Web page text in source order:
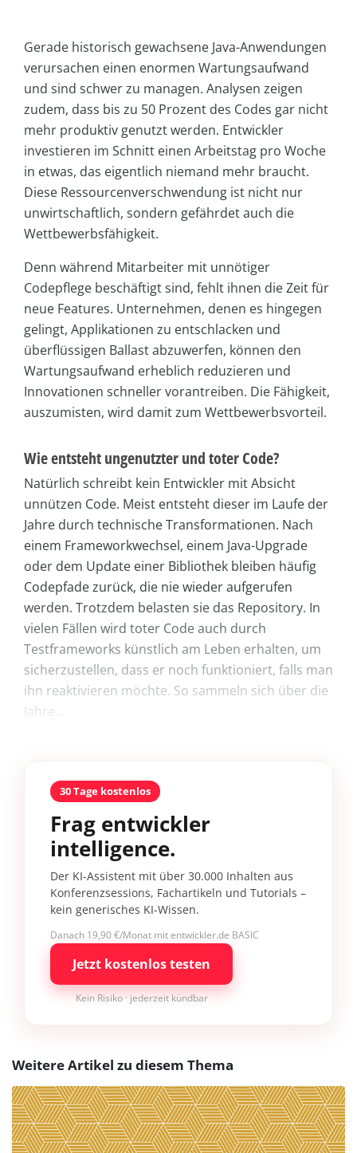
Gerade historisch gewachsene Java-Anwendungen
verursachen einen enormen Wartungsaufwand
und sind schwer zu managen. Analysen zeigen
zudem, dass bis zu 50 Prozent des Codes gar nicht
mehr produktiv genutzt werden. Entwickler
investieren im Schnitt einen Arbeitstag pro Woche
in etwas, das eigentlich niemand mehr braucht.
Diese Ressourcenverschwendung ist nicht nur
unwirtschaftlich, sondern gefährdet auch die
Wettbewerbsfähigkeit.
Denn während Mitarbeiter mit unnötiger
Codepflege beschäftigt sind, fehlt ihnen die Zeit für
neue Features. Unternehmen, denen es hingegen
gelingt, Applikationen zu entschlacken und
überflüssigen Ballast abzuwerfen, können den
Wartungsaufwand erheblich reduzieren und
Innovationen schneller vorantreiben. Die Fähigkeit,
auszumisten, wird damit zum Wettbewerbsvorteil.
Wie entsteht ungenutzter und toter Code?
Natürlich schreibt kein Entwickler mit Absicht
unnützen Code. Meist entsteht dieser im Laufe der
Jahre durch technische Transformationen. Nach
einem Frameworkwechsel, einem Java-Upgrade
oder dem Update einer Bibliothek bleiben häufig
Codepfade zurück, die nie wieder aufgerufen
werden. Trotzdem belasten sie das Repository. In
vielen Fällen wird toter Code auch durch
Testframeworks künstlich am Leben erhalten, um
sicherzustellen, dass er noch funktioniert, falls man
ihn reaktivieren möchte. So sammeln sich über die
Jahre...
30 Tage kostenlos
Frag entwickler
intelligence.
Der KI-Assistent mit über 30.000 Inhalten aus
Konferenzsessions, Fachartikeln und Tutorials –
kein generisches KI-Wissen.
Danach 19,90 €/Monat mit entwickler.de BASIC
Jetzt kostenlos testen
Kein Risiko · jederzeit kündbar
Weitere Artikel zu diesem Thema